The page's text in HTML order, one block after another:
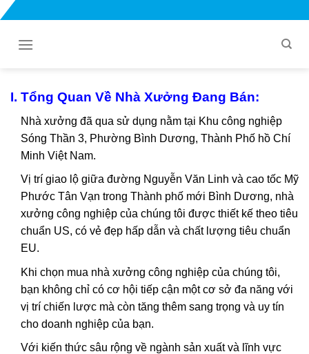
Bỏ
I. Tổng Quan Về Nhà Xưởng Đang Bán:
Nhà xưởng đã qua sử dụng nằm tại Khu công nghiệp
Sóng Thần 3, Phường Bình Dương, Thành Phố hồ Chí
Minh Việt Nam.
Vị trí giao lộ giữa đường Nguyễn Văn Linh và cao tốc Mỹ
Phước Tân Vạn trong Thành phố mới Bình Dương, nhà
xưởng công nghiệp của chúng tôi được thiết kế theo tiêu
chuẩn US, có vẻ đẹp hấp dẫn và chất lượng tiêu chuẩn
EU.
Khi chọn mua nhà xưởng công nghiệp của chúng tôi,
bạn không chỉ có cơ hội tiếp cận một cơ sở đa năng với
vị trí chiến lược mà còn tăng thêm sang trọng và uy tín
cho doanh nghiệp của bạn.
Với kiến thức sâu rộng về ngành sản xuất và lĩnh vực